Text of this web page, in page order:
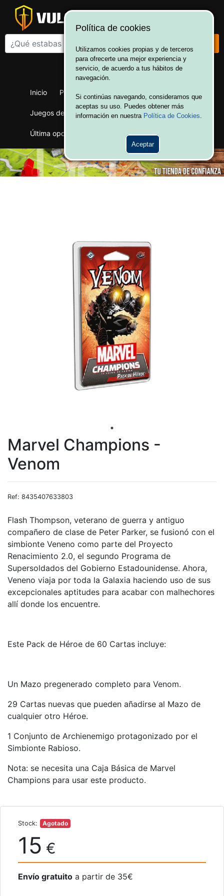
¡Bienvenido a Vulcania!
Inicio Productos Juegos de mesa
Juegos de cartas Merchandising Ofertas
Última oportunidad Wargames
Marvel Champions -
Venom
Ref: 8435407633803
Flash Thompson, veterano de guerra y antiguo
compañero de clase de Peter Parker, se fusionó con el
simbionte Veneno como parte del Proyecto
Renacimiento 2.0, el segundo Programa de
Supersoldados del Gobierno Estadounidense. Ahora,
Veneno viaja por toda la Galaxia haciendo uso de sus
excepcionales aptitudes para acabar con malhechores
allí donde los encuentre.
Este Pack de Héroe de 60 Cartas incluye:
Un Mazo pregenerado completo para Venom.
29 Cartas nuevas que pueden añadirse al Mazo de
cualquier otro Héroe.
1 Conjunto de Archienemigo protagonizado por el
Simbionte Rabioso.
Nota: se necesita una Caja Básica de Marvel
Champions para usar este producto.
Stock: Agotado
15 €
Envío gratuito a partir de 35€
Política de cookies
Utilizamos cookies propias y de terceros
para ofrecerte una mejor experiencia y
servicio, de acuerdo a tus hábitos de
navegación.
Si continúas navegando, consideramos que
aceptas su uso. Puedes obtener más
información en nuestra Política de Cookies.
Aceptar